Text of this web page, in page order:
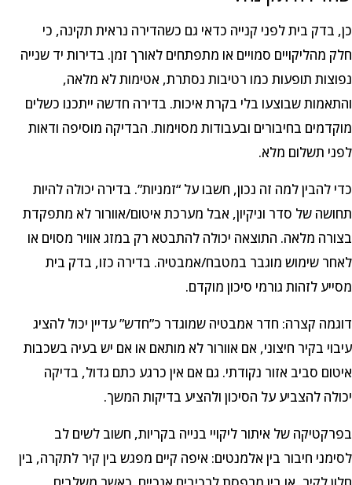
כן, בדק בית לפני קנייה כדאי גם כשהדירה נראית תקינה, כי
חלק מהליקויים סמויים או מתפתחים לאורך זמן. בדירות יד שנייה
נפוצות תופעות כמו רטיבות נסתרת, אטימות לא מלאה,
והתאמות שבוצעו בלי בקרת איכות. בדירה חדשה ייתכנו כשלים
מוקדמים בחיבורים ובעבודות מסוימות. הבדיקה מוסיפה ודאות
לפני תשלום מלא.
כדי להבין למה זה נכון, חשבו על “זמניות”. בדירה יכולה להיות
תחושה של סדר וניקיון, אבל מערכת איטום/אוורור לא מתפקדת
בצורה מלאה. התוצאה יכולה להתבטא רק במזג אוויר מסוים או
לאחר שימוש מוגבר במטבח/אמבטיה. בדירה כזו, בדק בית
מסייע לזהות גורמי סיכון מוקדם.
דוגמה קצרה: חדר אמבטיה שמוגדר כ”חדש” עדיין יכול להציג
עיבוי בקיר חיצוני, אם אוורור לא מותאם או אם יש בעיה בשכבות
איטום סביב אזור נקודתי. גם אם אין כרגע כתם גדול, בדיקה
יכולה להצביע על הסיכון ולהציע בדיקות המשך.
בפרקטיקה של איתור ליקויי בנייה בקריות, חשוב לשים לב
לסימני חיבור בין אלמנטים: איפה קיים מפגש בין קיר לתקרה, בין